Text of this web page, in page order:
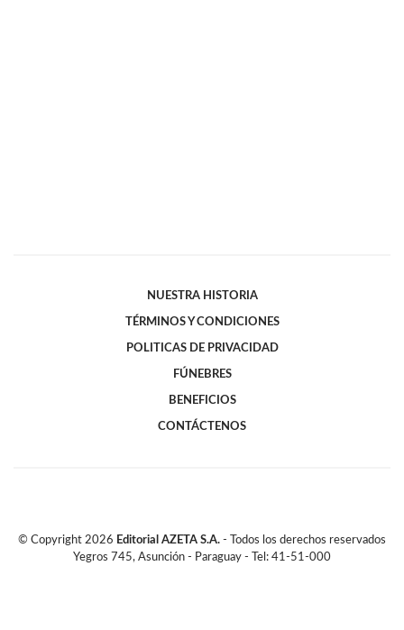
NUESTRA HISTORIA
TÉRMINOS Y CONDICIONES
POLITICAS DE PRIVACIDAD
FÚNEBRES
BENEFICIOS
CONTÁCTENOS
© Copyright 2026 Editorial AZETA S.A. - Todos los derechos reservados
Yegros 745, Asunción - Paraguay - Tel: 41-51-000